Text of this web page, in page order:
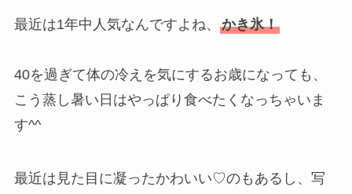
最近は1年中人気なんですよね、 かき氷！
40を過ぎて体の冷えを気にするお歳になっても、
こう蒸し暑い日はやっぱり食べたくなっちゃいま
す^^
最近は見た目に凝ったかわいい♡のもあるし、写